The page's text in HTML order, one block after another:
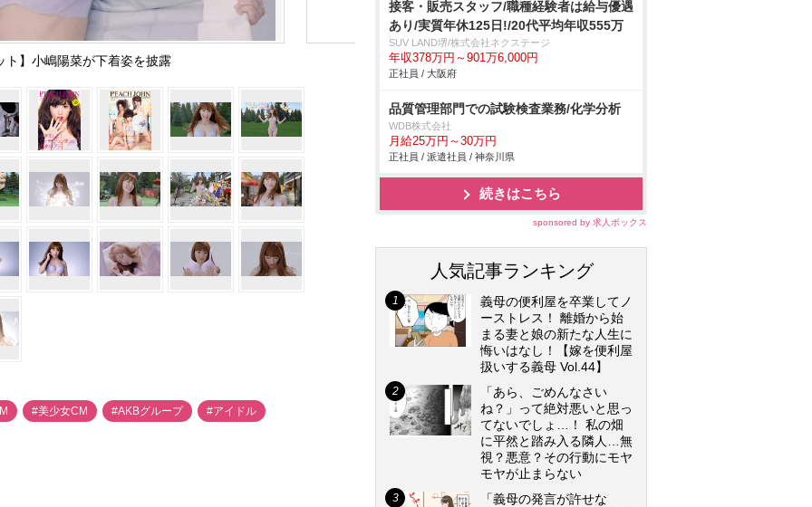
ト】小嶋陽菜が下着姿を披露
#美少女CM #AKBグループ #アイドル
接客・販売スタッフ/職種経験者は給与優遇
あり/実質年休125日!/20代平均年収555万
SUV LAND堺/株式会社ネクステージ
年収378万円～901万6,000円
正社員 / 大阪府
品質管理部門での試験検査業務/化学分析
WDB株式会社
月給25万円～30万円
正社員 / 派遣社員 / 神奈川県
続きはこちら
sponsored by 求人ボックス
人気記事ランキング
義母の便利屋を卒業してノ
ーストレス！ 離婚から始
まる妻と娘の新たな人生に
悔いはなし！【嫁を便利屋
扱いする義母 Vol.44】
「あら、ごめんなさい
ね？」って絶対悪いと思っ
てないでしょ…！ 私の畑
に平然と踏み入る隣人…無
視？悪意？その行動にモヤ
モヤが止まらない
「義母の発言が許せな